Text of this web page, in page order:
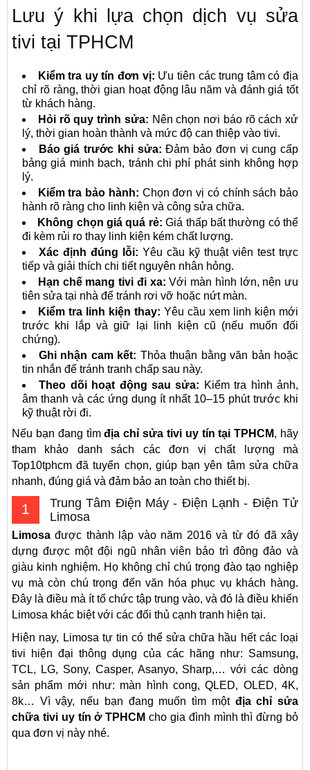
Lưu ý khi lựa chọn dịch vụ sửa
tivi tại TPHCM
Kiểm tra uy tín đơn vị: Ưu tiên các trung tâm có địa
chỉ rõ ràng, thời gian hoạt động lâu năm và đánh giá tốt
từ khách hàng.
Hỏi rõ quy trình sửa: Nên chọn nơi báo rõ cách xử
lý, thời gian hoàn thành và mức độ can thiệp vào tivi.
Báo giá trước khi sửa: Đảm bảo đơn vị cung cấp
bảng giá minh bạch, tránh chi phí phát sinh không hợp
lý.
Kiểm tra bảo hành: Chọn đơn vị có chính sách bảo
hành rõ ràng cho linh kiện và công sửa chữa.
Không chọn giá quá rẻ: Giá thấp bất thường có thể
đi kèm rủi ro thay linh kiện kém chất lượng.
Xác định đúng lỗi: Yêu cầu kỹ thuật viên test trực
tiếp và giải thích chi tiết nguyên nhân hỏng.
Hạn chế mang tivi đi xa: Với màn hình lớn, nên ưu
tiên sửa tại nhà để tránh rơi vỡ hoặc nứt màn.
Kiểm tra linh kiện thay: Yêu cầu xem linh kiện mới
trước khi lắp và giữ lại linh kiện cũ (nếu muốn đối
chứng).
Ghi nhận cam kết: Thỏa thuận bằng văn bản hoặc
tin nhắn để tránh tranh chấp sau này.
Theo dõi hoạt động sau sửa: Kiểm tra hình ảnh,
âm thanh và các ứng dụng ít nhất 10–15 phút trước khi
kỹ thuật rời đi.
Nếu bạn đang tìmđịa chỉ sửa tivi uy tín tại TPHCM, hãy
tham khảo danh sách các đơn vị chất lượng mà
Top10tphcm đã tuyển chọn, giúp bạn yên tâm sửa chữa
nhanh, đúng giá và đảm bảo an toàn cho thiết bị.
1
Trung Tâm Điện Máy - Điện Lạnh - Điện Tử
Limosa
Limosa được thành lập vào năm 2016 và từ đó đã xây
dựng được một đội ngũ nhân viên bảo trì đông đảo và
giàu kinh nghiệm. Họ không chỉ chú trọng đào tạo nghiệp
vụ mà còn chú trọng đến văn hóa phục vụ khách hàng.
Đây là điều mà ít tổ chức tập trung vào, và đó là điều khiến
Limosa khác biệt với các đối thủ cạnh tranh hiện tại.
Hiện nay, Limosa tự tin có thể sửa chữa hầu hết các loại
tivi hiện đại thông dụng của các hãng như: Samsung,
TCL, LG, Sony, Casper, Asanyo, Sharp,… với các dòng
sản phẩm mới như: màn hình cong, QLED, OLED, 4K,
8k… Vì vậy, nếu bạn đang muốn tìm một địa chỉ sửa
chữa tivi uy tín ở TPHCM cho gia đình mình thì đừng bỏ
qua đơn vị này nhé.